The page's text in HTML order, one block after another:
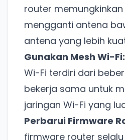
router
mengganti antena
antena yang lebih
Gunakan Mesh Wi-Fi:
Wi-Fi terdiri dari
bekerja sama untuk
jaringan Wi-Fi yang
Perbarui Firmware
firmware router